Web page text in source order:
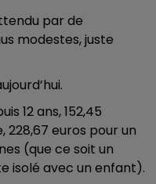
par de
modestes, juste
12 ans, 152,45
228,67 euros pour un
(que ce soit un
isolé avec un enfant).